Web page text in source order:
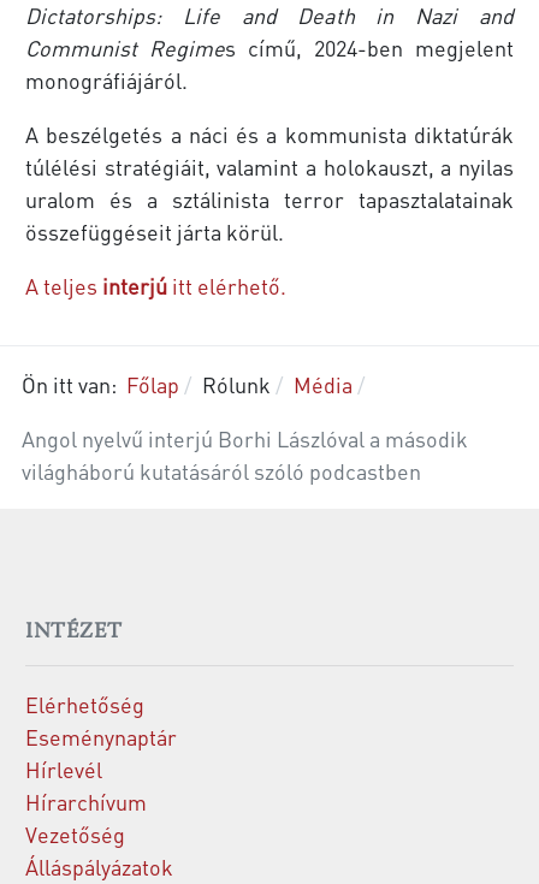
Dictatorships: Life and Death in Nazi and
Communist Regimes című, 2024-ben megjelent
monográfiájáról.
A beszélgetés a náci és a kommunista diktatúrák
túlélési stratégiáit, valamint a holokauszt, a nyilas
uralom és a sztálinista terror tapasztalatainak
összefüggéseit járta körül.
A teljes interjú itt elérhető.
Ön itt van: Főlap Rólunk
Média
Angol nyelvű interjú Borhi Lászlóval a második
világháború kutatásáról szóló podcastben
INTÉZET
Elérhetőség
Eseménynaptár
Hírlevél
Hírarchívum
Vezetőség
Álláspályázatok